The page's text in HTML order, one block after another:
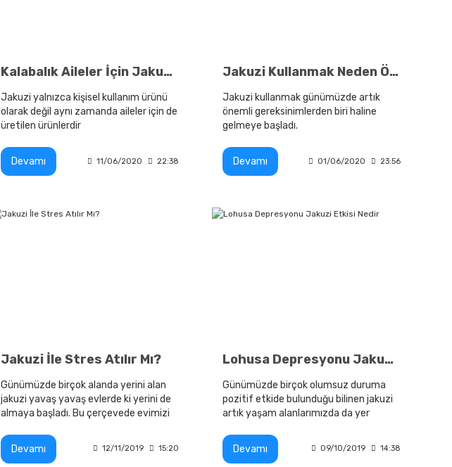
Kalabalık Aileler İçin Jakuzi Modelleri
Jakuzi yalnızca kişisel kullanım ürünü
olarak değil aynı zamanda aileler için de
üretilen ürünlerdir
Devamı 11/06/2020 22:38
Jakuzi Kullanmak Neden Önemli Olmaya Başladı?
Jakuzi kullanmak günümüzde artık
önemli gereksinimlerden biri haline
gelmeye başladı.
Devamı 01/06/2020 23:56
Jakuzi İle Stres Atılır Mı?
Günümüzde birçok alanda yerini alan
jakuzi yavaş yavaş evlerde ki yerini de
almaya başladı. Bu çerçevede evimizi
durumdan nasibini almaktadır.
Devamı 12/11/2019 15:20
Lohusa Depresyonu Jakuzi Etkisi Nedir
Günümüzde birçok olumsuz duruma
pozitif etkide bulunduğu bilinen jakuzi
artık yaşam alanlarımızda da yer
Devamı
09/10/2019 14:38